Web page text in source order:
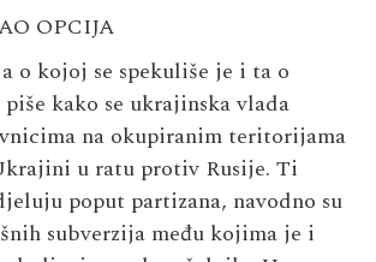
OPCIJA
o kojoj se spekuliše je i ta o
kako se ukrajinska vlada
na okupiranim teritorijama
u ratu protiv Rusije. Ti
poput partizana, navodno su
subverzija među kojima je i